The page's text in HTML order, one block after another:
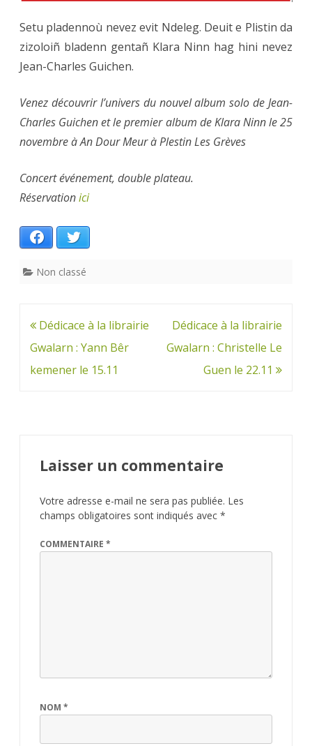
Setu pladennoù nevez evit Ndeleg. Deuit e Plistin da
zizoloiñ bladenn gentañ Klara Ninn hag hini nevez
Jean-Charles Guichen.
Venez découvrir l’univers du nouvel album solo de Jean-
Charles Guichen et le premier album de Klara Ninn le 25
novembre à An Dour Meur à Plestin Les Grèves
Concert événement, double plateau.
Réservationici
Facebook
Non classé
Navigation
de
l’article
Dédicace à la librairie
Gwalarn : Yann Bêr
kemener le 15.11
Dédicace à la librairie
Gwalarn : Christelle Le
Guen le 22.11
Laisser un commentaire
Votre adresse e-mail ne sera pas publiée. Les
champs obligatoires sont indiqués avec *
COMMENTAIRE *
NOM *